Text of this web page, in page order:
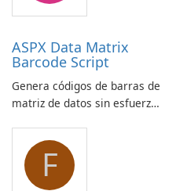
ASPX Data Matrix
Barcode Script
Genera códigos de barras de
matriz de datos sin esfuerzo
barras de matriz de datos
ASPX
F